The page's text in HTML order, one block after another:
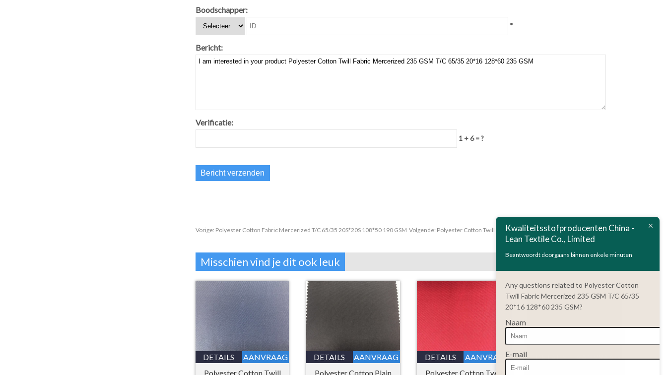
Boodschapper:
*
Bericht:
Verificatie:
1 + 6 = ?
Vorige: Polyester Cotton Fabric Mercerized T/C 65/35 20S*20S 108*50 190 GSM Volgende: Polyester Cotton Twill Fabric Mercerized T/C 65/35 16*12 108*56 280
Misschien vind je dit ook leuk
DETAILS
AANVRAAG
Polyester Cotton Twill
DETAILS
AANVRAAG
Polyester Cotton Plain
DETAILS
AANVRAAG
Polyester Cotton Twill
DETAILS
AANVRAAG
Kwaliteitsstofproducenten China -
Lean Textile Co., Limited
Beantwoordt doorgaans binnen enkele minuten
Any questions related to Polyester Cotton
Twill Fabric Mercerized 235 GSM T/C 65/35
20*16 128*60 235 GSM?
Naam
E-mail